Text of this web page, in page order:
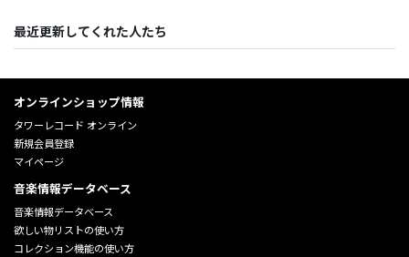
最近更新してくれた人たち
オンラインショップ情報
タワーレコード オンライン
新規会員登録
マイページ
音楽情報データベース
音楽情報データベース
欲しい物リストの使い方
コレクション機能の使い方